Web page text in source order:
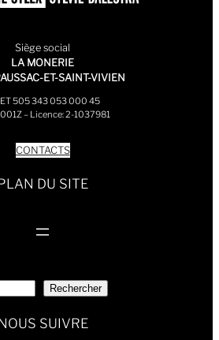
Siège social
LA MONERIE
ET-SAINT-VIVIEN
505 343 053 000 45
– Licence: 2-1037981
CONTACTS
DU SITE
Rechercher
SUIVRE